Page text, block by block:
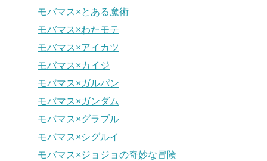
モバマス×とある魔術
モバマス×わたモテ
モバマス×アイカツ
モバマス×カイジ
モバマス×ガルパン
モバマス×ガンダム
モバマス×グラブル
モバマス×シグルイ
モバマス×ジョジョの奇妙な冒険